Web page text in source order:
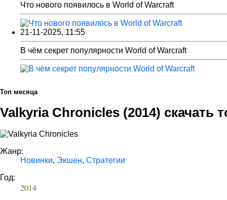
Что нового появилось в World of Warcraft
21-11-2025, 11:55
В чём секрет популярности World of Warcraft
Топ месяца
Valkyria Chronicles (2014) скачать
Жанр:
Новинки, Экшен, Стратегии
Год:
2014